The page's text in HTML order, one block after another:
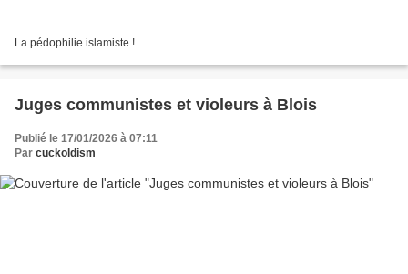
La pédophilie islamiste !
Juges communistes et violeurs à Blois
Publié le 17/01/2026 à 07:11
Par cuckoldism